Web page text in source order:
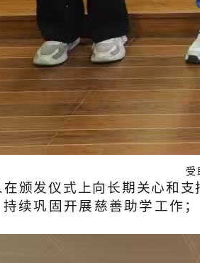
受
颁发仪式上向长期关心和
续巩固开展慈善助学工作